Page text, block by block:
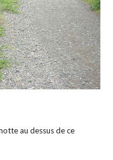
au dessus de ce